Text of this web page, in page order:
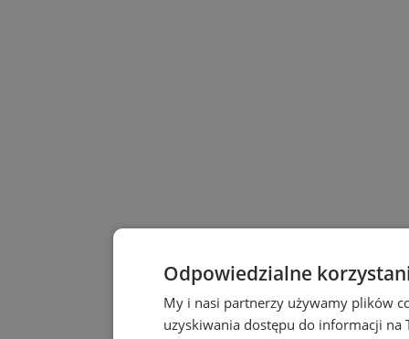
Odpowiedzialne
My i nasi partnerzy używamy plików
uzyskiwania dostępu do informacji